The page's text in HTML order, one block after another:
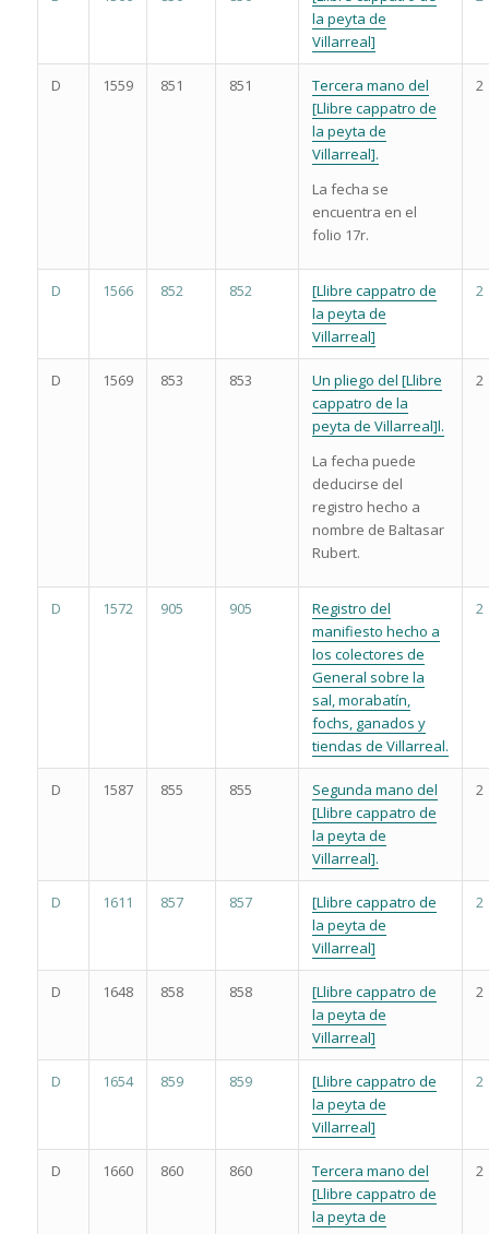
la peyta de
Villarreal]
D 1559 851 851
Tercera mano del
[Llibre cappatro de
la peyta de
Villarreal].
La fecha se
encuentra en el
folio 17r.
2
D 1566 852 852
[Llibre cappatro de
la peyta de
Villarreal]
2
D 1569 853 853
Un pliego del [Llibre
cappatro de la
peyta de Villarreal]l.
La fecha puede
deducirse del
registro hecho a
nombre de Baltasar
Rubert.
2
D 1572 905 905
Registro del
manifiesto hecho a
los colectores de
General sobre la
sal, morabatín,
fochs, ganados y
tiendas de Villarreal.
2
D 1587 855 855
Segunda mano del
[Llibre cappatro de
la peyta de
Villarreal].
2
D 1611 857 857
[Llibre cappatro de
la peyta de
Villarreal]
2
D 1648 858 858
[Llibre cappatro de
la peyta de
Villarreal]
2
D 1654 859 859
[Llibre cappatro de
la peyta de
Villarreal]
2
D 1660 860 860
Tercera mano del
[Llibre cappatro de
la peyta de
2